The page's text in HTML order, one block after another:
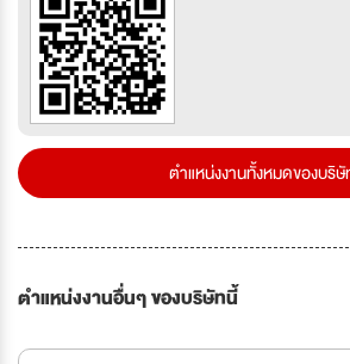
ตำแหน่งงานทั้งหมดของบริ
ตำแหน่งงานอื่นๆ ของบริษัทนี้